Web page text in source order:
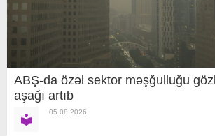
ABŞ-da özəl sektor məşğulluğu
aşağı artıb
05.08.2026